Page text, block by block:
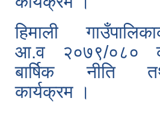
हिमाली
आ.व २०७९/०८०
बार्षिक नीति
कार्यक्रम ।